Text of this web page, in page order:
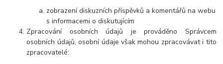
zobrazení diskuzních příspěvků a komentářů na webu
s informacemi o diskutujícím
Zpracování osobních údajů je prováděno Správcem
osobních údajů, osobní údaje však mohou zpracovávat i tito
zpracovatelé: